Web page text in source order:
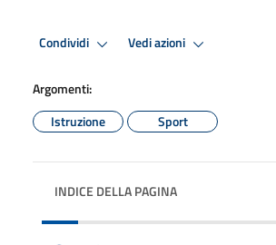
Condividi Vedi azioni
Argomenti:
Istruzione
Sport
INDICE DELLA PAGINA